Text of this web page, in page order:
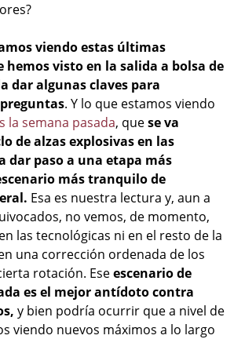
viendo estas últimas
hemos visto en la salida a bolsa de
dar algunas claves para
. Y lo que estamos viendo
la semana pasada, quese va
de alzas explosivas en las
dar paso a una etapa más
más tranquilo de
Esa es nuestra lectura y, aun a
no vemos, de momento,
las tecnológicas ni en el resto de la
una corrección ordenada de los
rotación. Eseescenario de
es el mejor antídoto contra
y bien podría ocurrir que a nivel de
viendo nuevos máximos a lo largo